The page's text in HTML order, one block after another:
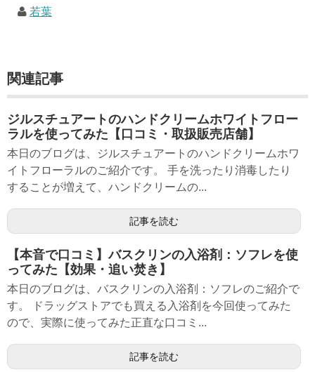
若葉
関連記事
ジルスチュアートのハンドクリームホワイトフロー
ラルを使ってみた【口コミ・取扱販売店舗】
本日のブログは、ジルスチュアートのハンドクリームホワ
イトフローラルのご紹介です。 手を洗ったり消毒したり
することが増えて、ハンドクリームの...
記事を読む
【本音で口コミ】バスクリンの入浴剤：ソフレを使
ってみた【効果・追い焚き】
本日のブログは、バスクリンの入浴剤：ソフレのご紹介で
す。 ドラッグストアでも買える入浴剤を今回使ってみた
ので、実際に使ってみた正直な口コミ...
記事を読む